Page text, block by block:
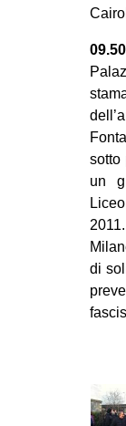
sotto
un
di